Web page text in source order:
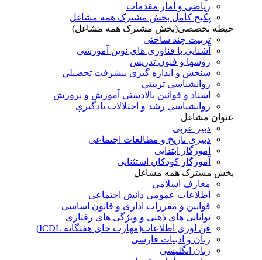
ریاضی و آمار مقدمات
پکیج کامل بخش مشترک همه مشاغل
حیطه تخصصی(بخش مشترک همه مشاغل)
تربیت چند ساحتی
آشنایی با فناوری های نوین آموزشی
روشها و فنون تدريس
سنجش و اندازه گيري پيشرفت تحصيلي
روانشناسي تربيتي
اسناد و قوانين بالادستي آموزش و پرورش
روانشناسي رشد و اختلالات يادگيري
عنوان مشاغل
دبير عربی
دبیری تاریخ و مطالعات اجتماعی
آموزگار ابتدایی
آموزگار کودکان استثنایی
بخش مشترک همه مشاغل
معارف اسلامی
اطلاعات عمومی دانش اجتماعی
قوانین و مقررات اداری و قانون اساسی
توانایی های ذهنی و ویژگی های رفتاری
فن اوری اطلاعات(مهارت خای هفتگانه ICDL)
زبان و ادبیات فارسی
زبان انگلیسی